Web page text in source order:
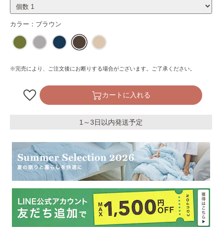
カラー： ブラウン
※完売により、ご注文後にお断りする場合がございます。ご了承ください。
カートに入れる
1～3日以内発送予定